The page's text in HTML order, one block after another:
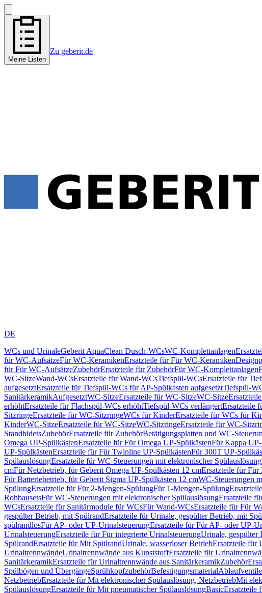
Meine Listen
Zu geberit.de
DE
WCs und UrinaleGeberit AquaClean Dusch-WCsWC-Komplettanlagen
für WC-AufsätzeFür WC-KeramikenErsatzteile für Für WC-Keramiken
für Für WC-AufsätzeZubehörErsatzteile für ZubehörFür WC-Komplettanlagen
WC-SitzeWand-WCsErsatzteile für Wand-WCsTiefspül-WCsErsatzteile für
aufgesetztErsatzteile für Tiefspül-WCs für AP-Spülkasten aufgesetztTiefspül-
SanitärkeramikAufgesetztWC-SitzeErsatzteile für WC-SitzeWC-Sitze
erhöhtErsatzteile für Flachspül-WCs erhöhtTiefspül-WCs verlängertErsatzteile
SitzringeErsatzteile für WC-SitzringeWCs für KinderErsatzteile für WCs für
KinderWC-SitzeErsatzteile für WC-SitzeWC-SitzringeErsatzteile für WC-
StandbidetsZubehörErsatzteile für ZubehörBetätigungsplatten und WC-
Omega UP-SpülkästenErsatzteile für Für Omega UP-SpülkästenFür Kappa
UP-SpülkästenErsatzteile für Für Twinline UP-SpülkästenFür 300T UP-
SpülauslösungErsatzteile für WC-Steuerungen mit elektronischer Spülauslösung
cmFür Netzbetrieb, für Geberit Omega UP-Spülkästen 12 cmErsatzteile für Für
Für Batteriebetrieb, für Geberit Sigma UP-Spülkästen 12 cmWC-Steuerungen
SpülungErsatzteile für Für 2-Mengen-SpülungFür 1-Mengen-Spülung
RohbausetsFür WC-Steuerungen mit elektronischer SpülauslösungErsatzteile
WCsErsatzteile für Sanitärmodule für WCsFür Wand-WCsErsatzteile für Für
gespülter Betrieb, mit SpülrandErsatzteile für Urinale, gespülter Betrieb, mit
spülrandlosFür AP- oder UP-UrinalsteuerungErsatzteile für Für AP- oder UP-
UrinalsteuerungErsatzteile für Für integrierte UrinalsteuerungUrinale, gespülter
SpülrandErsatzteile für Mit SpülrandUrinale, wasserloser BetriebErsatzteile für
UrinaltrennwändeUrinaltrennwände aus KunststoffErsatzteile für
SanitärkeramikErsatzteile für Urinaltrennwände aus SanitärkeramikZubehör
Spülbögen und ÜbergängeSprühkopfzubehörBefestigungsmaterialAblaufventile
NetzbetriebErsatzteile für Mit elektronischer Spülauslösung, NetzbetriebMit
SpülauslösungErsatzteile für Mit pneumatischer SpülauslösungBasicErsatzteile